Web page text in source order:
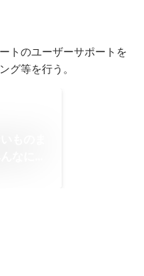
トのユーザーサポートを
グ等を行う。